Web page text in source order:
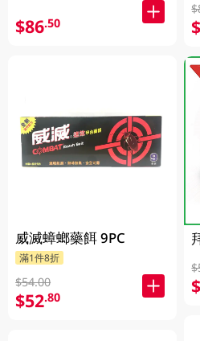
$86.50
威滅蟑螂藥餌 9PC
滿1件8折
$54.00
$52.80